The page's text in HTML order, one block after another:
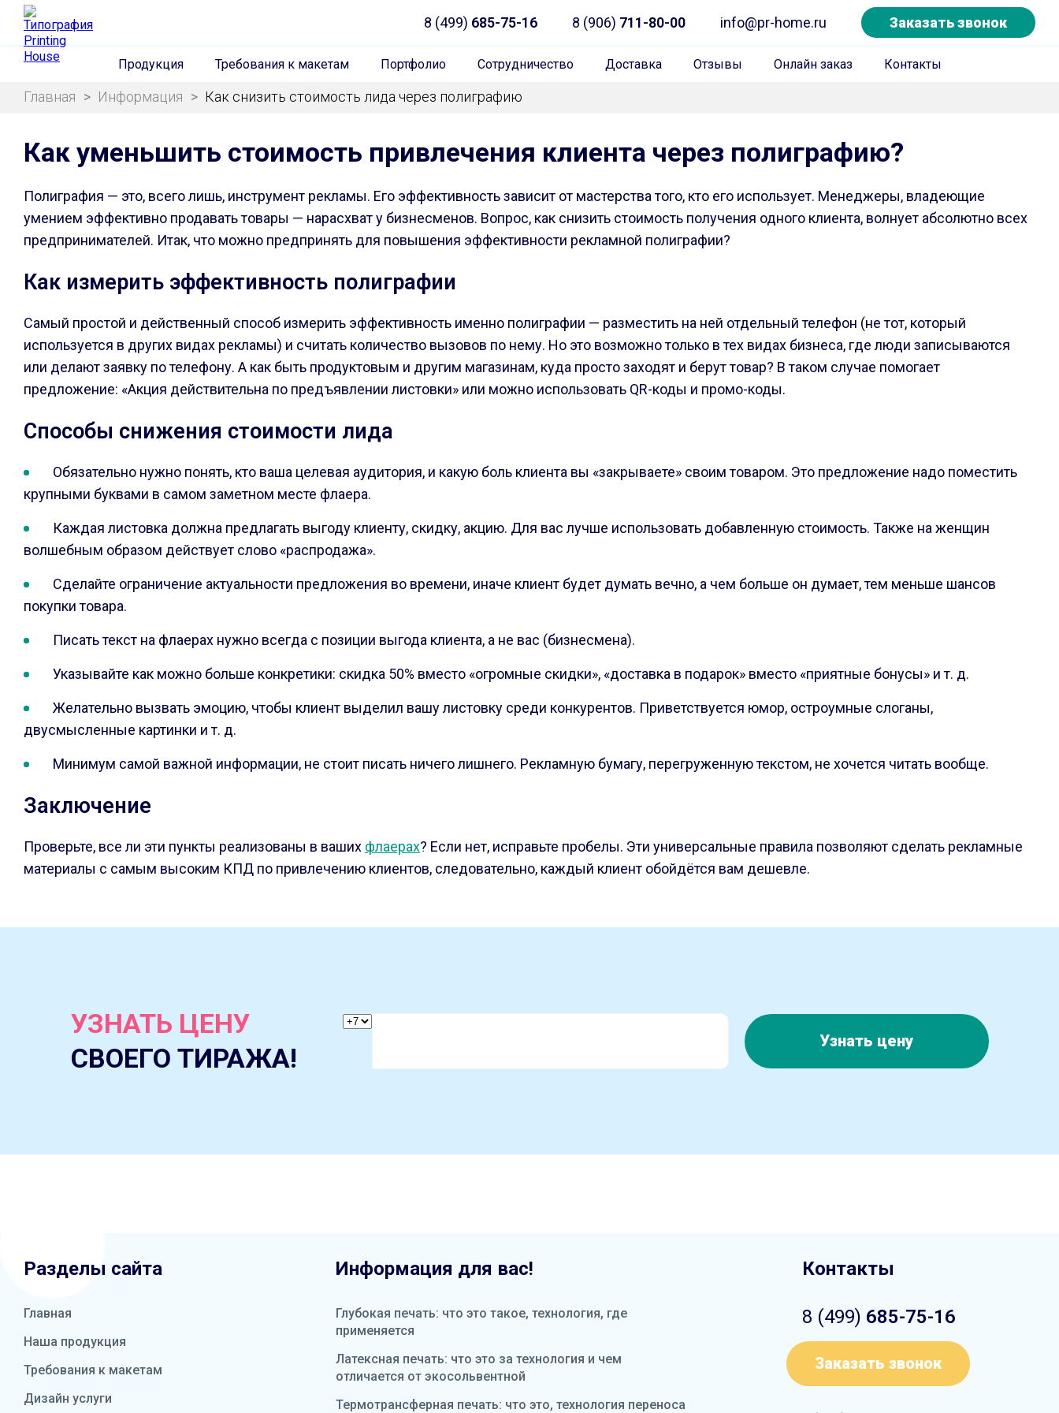
8 (499) 685-75-16 8 (906) 711-80-00 info@pr-home.ru Заказать звонок
Продукция Требования к макетам Портфолио Сотрудничество Доставка Отзывы Онлайн заказ Контакты
Главная > Информация > Как снизить стоимость лида через полиграфию
Как уменьшить стоимость привлечения клиента через полиграфию?
Полиграфия — это, всего лишь, инструмент рекламы. Его эффективность зависит от мастерства того, кто его использует. Менеджеры, владеющие
умением эффективно продавать товары — нарасхват у бизнесменов. Вопрос, как снизить стоимость получения одного клиента, волнует абсолютно всех
предпринимателей. Итак, что можно предпринять для повышения эффективности рекламной полиграфии?
Как измерить эффективность полиграфии
Самый простой и действенный способ измерить эффективность именно полиграфии — разместить на ней отдельный телефон (не тот, который
используется в других видах рекламы) и считать количество вызовов по нему. Но это возможно только в тех видах бизнеса, где люди записываются
или делают заявку по телефону. А как быть продуктовым и другим магазинам, куда просто заходят и берут товар? В таком случае помогает
предложение: «Акция действительна по предъявлении листовки» или можно использовать QR-коды и промо-коды.
Способы снижения стоимости лида
Обязательно нужно понять, кто ваша целевая аудитория, и какую боль клиента вы «закрываете» своим товаром. Это предложение надо поместить
крупными буквами в самом заметном месте флаера.
Каждая листовка должна предлагать выгоду клиенту, скидку, акцию. Для вас лучше использовать добавленную стоимость. Также на женщин
волшебным образом действует слово «распродажа».
Сделайте ограничение актуальности предложения во времени, иначе клиент будет думать вечно, а чем больше он думает, тем меньше шансов
покупки товара.
Писать текст на флаерах нужно всегда с позиции выгода клиента, а не вас (бизнесмена).
Указывайте как можно больше конкретики: скидка 50% вместо «огромные скидки», «доставка в подарок» вместо «приятные бонусы» и т. д.
Желательно вызвать эмоцию, чтобы клиент выделил вашу листовку среди конкурентов. Приветствуется юмор, остроумные слоганы,
двусмысленные картинки и т. д.
Минимум самой важной информации, не стоит писать ничего лишнего. Рекламную бумагу, перегруженную текстом, не хочется читать вообще.
Заключение
Проверьте, все ли эти пункты реализованы в ваших флаерах? Если нет, исправьте пробелы. Эти универсальные правила позволяют сделать рекламные
материалы с самым высоким КПД по привлечению клиентов, следовательно, каждый клиент обойдётся вам дешевле.
УЗНАТЬ ЦЕНУ
СВОЕГО ТИРАЖА!
Узнать цену
Разделы сайта
Главная
Наша продукция
Требования к макетам
Дизайн услуги
Информация для вас!
Глубокая печать: что это такое, технология, где
применяется
Латексная печать: что это за технология и чем
отличается от экосольвентной
Термотрансферная печать: что это, технология переноса
Контакты
8 (499) 685-75-16
Заказать звонок